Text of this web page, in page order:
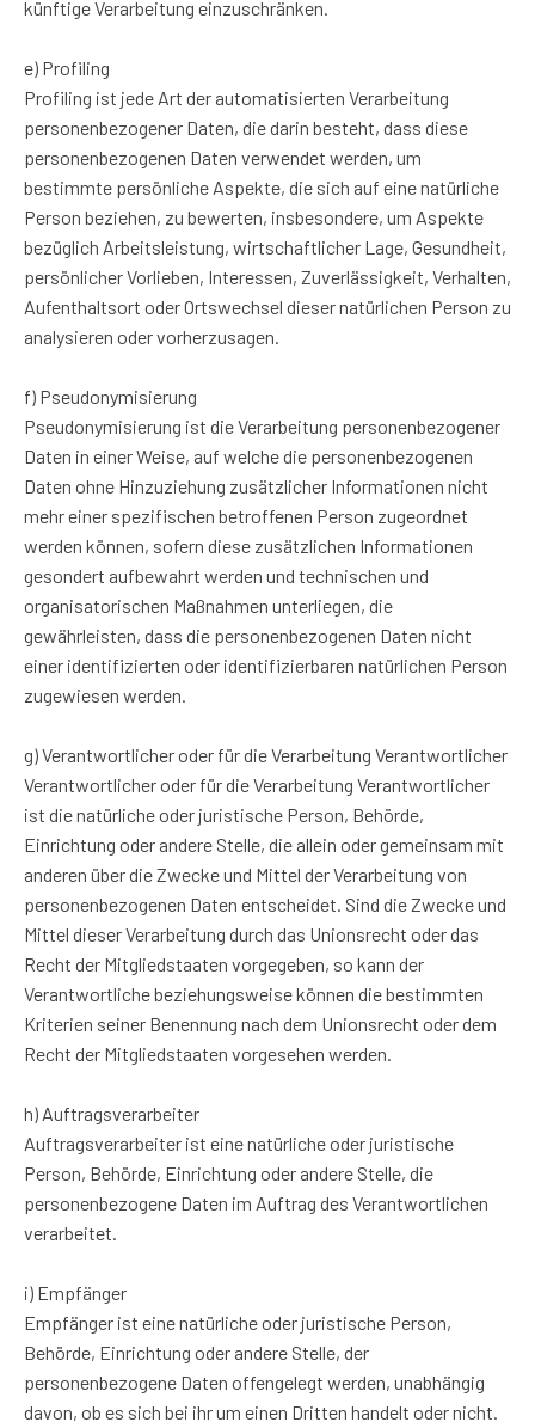
künftige Verarbeitung einzuschränken.
e) Profiling
Profiling ist jede Art der automatisierten Verarbeitung
personenbezogener Daten, die darin besteht, dass diese
personenbezogenen Daten verwendet werden, um
bestimmte persönliche Aspekte, die sich auf eine natürliche
Person beziehen, zu bewerten, insbesondere, um Aspekte
bezüglich Arbeitsleistung, wirtschaftlicher Lage, Gesundheit,
persönlicher Vorlieben, Interessen, Zuverlässigkeit, Verhalten,
Aufenthaltsort oder Ortswechsel dieser natürlichen Person zu
analysieren oder vorherzusagen.
f) Pseudonymisierung
Pseudonymisierung ist die Verarbeitung personenbezogener
Daten in einer Weise, auf welche die personenbezogenen
Daten ohne Hinzuziehung zusätzlicher Informationen nicht
mehr einer spezifischen betroffenen Person zugeordnet
werden können, sofern diese zusätzlichen Informationen
gesondert aufbewahrt werden und technischen und
organisatorischen Maßnahmen unterliegen, die
gewährleisten, dass die personenbezogenen Daten nicht
einer identifizierten oder identifizierbaren natürlichen Person
zugewiesen werden.
g) Verantwortlicher oder für die Verarbeitung Verantwortlicher
Verantwortlicher oder für die Verarbeitung Verantwortlicher
ist die natürliche oder juristische Person, Behörde,
Einrichtung oder andere Stelle, die allein oder gemeinsam mit
anderen über die Zwecke und Mittel der Verarbeitung von
personenbezogenen Daten entscheidet. Sind die Zwecke und
Mittel dieser Verarbeitung durch das Unionsrecht oder das
Recht der Mitgliedstaaten vorgegeben, so kann der
Verantwortliche beziehungsweise können die bestimmten
Kriterien seiner Benennung nach dem Unionsrecht oder dem
Recht der Mitgliedstaaten vorgesehen werden.
h) Auftragsverarbeiter
Auftragsverarbeiter ist eine natürliche oder juristische
Person, Behörde, Einrichtung oder andere Stelle, die
personenbezogene Daten im Auftrag des Verantwortlichen
verarbeitet.
i) Empfänger
Empfänger ist eine natürliche oder juristische Person,
Behörde, Einrichtung oder andere Stelle, der
personenbezogene Daten offengelegt werden, unabhängig
davon, ob es sich bei ihr um einen Dritten handelt oder nicht.